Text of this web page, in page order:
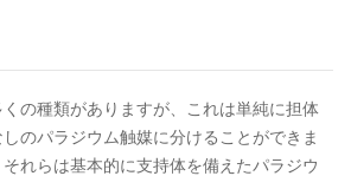
の種類がありますが、これは単純に担体
のパラジウム触媒に分けることができま
れらは基本的に支持体を備えたパラジウ